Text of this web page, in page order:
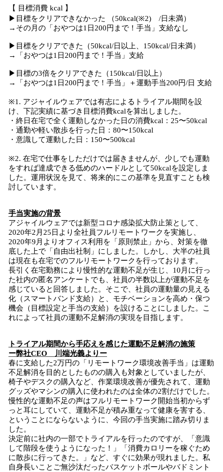
【 目標消費 kcal 】
▶目標をクリアできなかった （50kcal(※2) /日未満）
→その月の「おやつは1日200円まで！手当」支給なし
▶目標をクリアできた（50kcal/日以上、150kcal/日未満）
→「おやつは1日200円まで！手当」支給
▶目標の3倍をクリアできた（150kcal/日以上）
→「おやつは1日200円まで！手当」＋運動手当200円/日 支給
※1. アジャイルウェアでは有志によるトライアル期間を設
け、下記実績に基づき目標消費kcalを算出しました。
・終日在宅で全く運動しなかった日の消費kcal：25〜50kcal
・通勤や軽い散歩を行った日：80〜150kcal
・意識して運動した日：150〜500kcal
※2. 在宅で仕事をしただけでは届きませんが、少しでも運動
をすれば達成できる低めのハードルとして50kcalを設定しま
した。運用状況を見て、将来的にこの基準を見直すことも検
討しています。
手当実施の背景
アジャイルウェアでは新型コロナ感染拡大防止策として、
2020年2月25日より全社員フルリモートワークを実施し、
2020年9月よりオフィス利用を「原則禁止」から、対策を徹
底した上で「自由出社制」にしました。しかし、大半の社員
は現在も在宅でのフルリモートワークを行っております。
長引く在宅勤務により慢性的な運動不足が生じ、10月に行っ
た社内の匿名アンケートでも、社員の半数以上が運動不足を
感じていると回答しました。そこで、社員の運動量の見える
化（スマートバンド支給）と、モチベーションを高め・保つ
機会（目標設定と手当の支給）を設けることにしました。こ
れによって社員の運動不足解消の実現を目指します。
トライアル期間から手応えを感じた運動不足解消の施策
ー弊社CEO 川端光義よりー
春に支給した2万円の「リモートワーク環境改善手当」は運動
不足解消を目的としたものの購入も対象としていましたが、
椅子やデスクの購入など、作業環境改善が優先されて、運動
グッズやマシンの購入に使われたのは全体の2割だけでした。
慢性的な運動不足の声はフルリモートワーク開始当初からず
っと耳にしていて、運動不足が積み重なって健康を害する、
ということにならないように、今回の手当実施に踏み切りま
した。
決定前に社内の一部でトライアルを行ったのですが、「意識
して階段を使うようになった！」「消費カロリーを稼ぐため
に散歩に行ってきた。」など、すぐに効果が現れました。私
自身長いことご無沙汰だったバスケットボールやバドミント